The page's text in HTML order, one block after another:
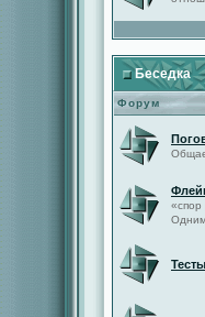
Беседка
Форум
«спор
Тесты